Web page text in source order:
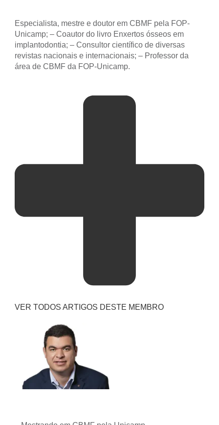
Especialista, mestre e doutor em CBMF pela FOP-
Unicamp; – Coautor do livro Enxertos ósseos em
implantodontia; – Consultor científico de diversas
revistas nacionais e internacionais; – Professor da
área de CBMF da FOP-Unicamp.
VER TODOS ARTIGOS DESTE MEMBRO